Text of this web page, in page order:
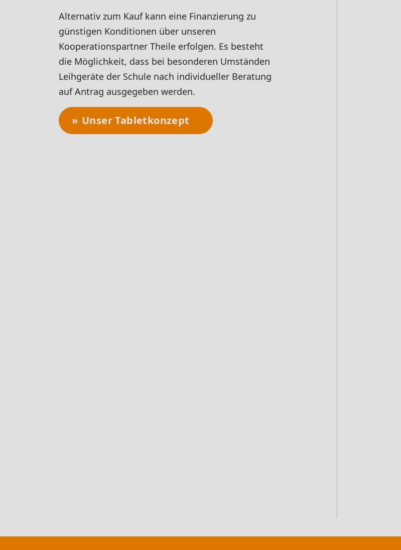
Alternativ zum Kauf kann eine Finanzierung zu
günstigen Konditionen über unseren
Kooperationspartner Theile erfolgen. Es besteht
die Möglichkeit, dass bei besonderen Umständen
Leihgeräte der Schule nach individueller Beratung
auf Antrag ausgegeben werden.
Unser Tabletkonzept